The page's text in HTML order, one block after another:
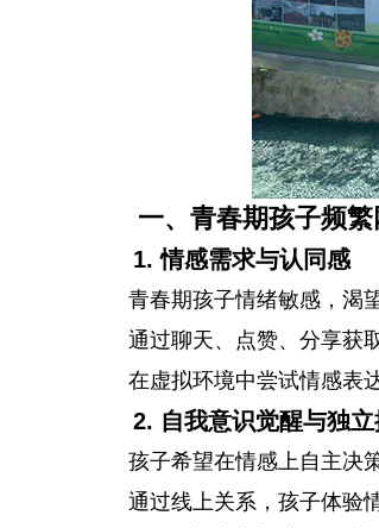
一、青春期孩子频
1. 情感需求与认同感
青春期孩子情绪敏感，渴
通过聊天、点赞、分享获
在虚拟环境中尝试情感表
2. 自我意识觉醒与独
孩子希望在情感上自主决
通过线上关系，孩子体验